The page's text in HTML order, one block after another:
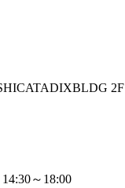
2F
～18:00